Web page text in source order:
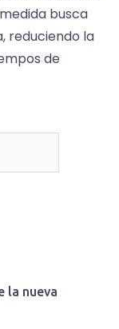
busca
reduciendo la
de
la nueva